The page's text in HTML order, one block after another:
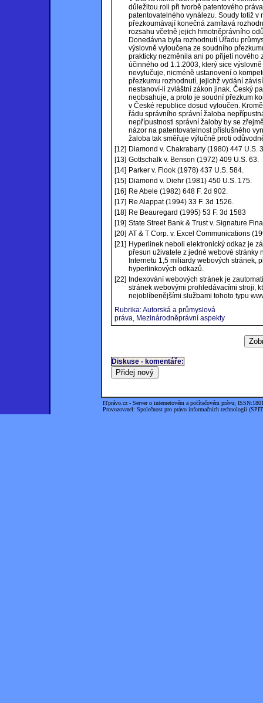
důležitou roli při tvorbě patentového
patentovatelného vynálezu. Soudy totiž
přezkoumávají konečná zamítavá
rozsahu včetně jejich hmotněprávního
Donedávna byla rozhodnutí Úřadu
výslovně vyloučena ze soudního
prakticky nezměnila ani po přijetí nového
účinného od 1.1.2003, který sice
nevylučuje, nicméně ustanovení o
přezkumu rozhodnutí, jejichž vydání
nestanoví-li zvláštní zákon jinak. Český
neobsahuje, a proto je soudní přezkum
v České republice dosud vyloučen.
řádu správního správní žaloba
nepřípustnosti správní žaloby by se
názor na patentovatelnost příslušného
žaloba tak směřuje výlučně proti
[12] Diamond v. Chakrabarty (1980) 447 U.S.
[13] Gottschalk v. Benson (1972) 409 U.S. 63.
[14] Parker v. Flook (1978) 437 U.S. 584.
[15] Diamond v. Diehr (1981) 450 U.S. 175.
[16] Re Abele (1982) 648 F. 2d 902.
[17] Re Alappat (1994) 33 F. 3d 1526.
[18] Re Beauregard (1995) 53 F. 3d 1583
[19] State Street Bank & Trust v. Signature
[20] AT & T Corp. v. Excel Communications
[21] Hyperlinek neboli elektronický odkaz je
přesun uživatele z jedné webové stránky
Internetu 1,5 miliardy webových stránek,
hyperlinkových odkazů.
[22] Indexování webových stránek je
stránek webovými prohledávacími stroji,
nejoblíbenějšími službami tohoto typu
Rubrika: Autorská a průmyslová
práva, Mezinárodněprávní aspekty
Diskuse - komentáře:
ITprávo.cz - Server o internetovém a počítačovém právu;
Provozovatel: Společnost pro právo informačních technologií